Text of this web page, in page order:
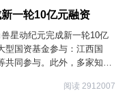
一轮10亿元融资
星动纪元完成新一轮10亿
型国资基金参与：江西国
同参与。此外，多家知名
本持续追加投资。星动纪元
阅读 2912007